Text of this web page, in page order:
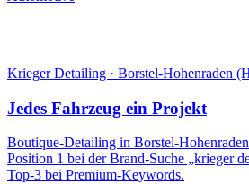
Krieger Detailing · Borstel-Hohenraden
Jedes Fahrzeug ein Projekt
Boutique-Detailing in Borstel-
Position 1 bei der Brand-Suche „krieger
Top-3 bei Premium-Keywords.